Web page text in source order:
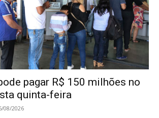
pagar R$ 150 milhões no
quinta-feira
08/2026